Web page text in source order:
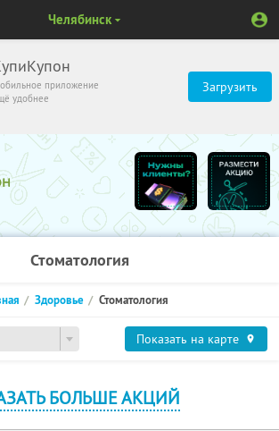
приложение
удобнее
Загрузить
Челябинск
Стоматология
Здоровье Стоматология
Показать на карте
БОЛЬШЕ АКЦИЙ